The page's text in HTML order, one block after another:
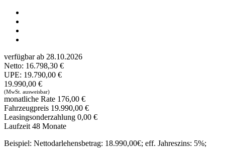
verfügbar ab 28.10.2026
Netto: 16.798,30 €
UPE: 19.790,00 €
19.990,00 €
(MwSt. ausweisbar)
monatliche Rate 176,00 €
Fahrzeugpreis 19.990,00 €
Leasingsonderzahlung 0,00 €
Laufzeit 48 Monate
Beispiel: Nettodarlehensbetrag: 18.990,00€; eff. Jahreszins: 5%;